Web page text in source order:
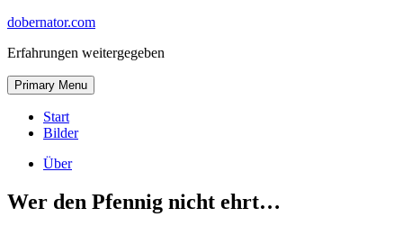
Skip
content
dobernator.com
Erfahrungen weitergegeben
Primary Menu Skip
to
Start
Bilder
Über
Wer den Pfennig nicht ehrt…